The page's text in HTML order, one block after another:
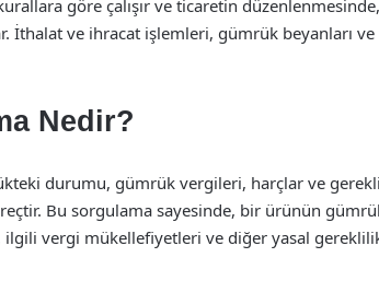
göre çalışır ve ticaretin düzenlenmesinde,
İthalat ve ihracat işlemleri, gümrük beyanları ve
Nedir?
durumu, gümrük vergileri, harçlar ve
Bu sorgulama sayesinde, bir ürünün
ilgili vergi mükellefiyetleri ve diğer yasal